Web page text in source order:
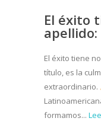
El éxito
apellido:
El éxito tiene
título, es la
extraordinario.
formamos...